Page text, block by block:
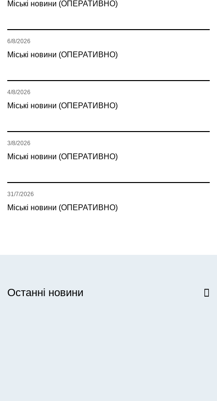
Міські новини (ОПЕРАТИВНО)
Міські новини (ОПЕРАТИВНО)
6/8/2026
Міські новини (ОПЕРАТИВНО)
4/8/2026
Міські новини (ОПЕРАТИВНО)
3/8/2026
Міські новини (ОПЕРАТИВНО)
31/7/2026
Останні новини